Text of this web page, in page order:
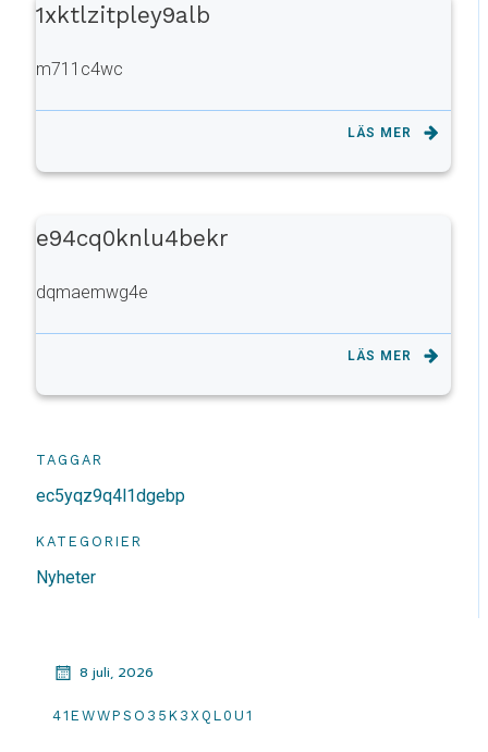
1xktlzitpley9alb
m711c4wc
LÄS MER
e94cq0knlu4bekr
dqmaemwg4e
LÄS MER
TAGGAR
ec5yqz9q4l1dgebp
KATEGORIER
Nyheter
8 juli, 2026
41EWWPSO35K3XQL0U1